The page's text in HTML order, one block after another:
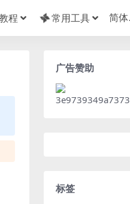
程 常用工具
广告赞助
标签